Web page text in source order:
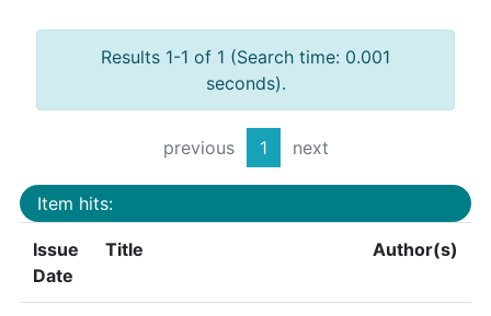
Results 1-1 of 1 (Search time: 0.001
seconds).
previous 1 next
Item hits:
Issue
Date
Title Author(s)